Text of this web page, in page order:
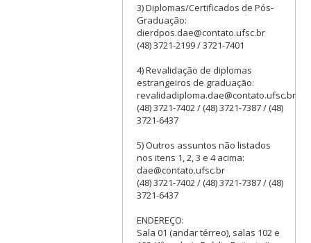
3) Diplomas/Certificados de Pós-
Graduação:
dierdpos.dae@contato.ufsc.br
(48) 3721-2199 / 3721-7401
4) Revalidação de diplomas
estrangeiros de graduação:
revalidadiploma.dae@contato.ufsc.br
(48) 3721-7402 / (48) 3721-7387 / (48)
3721-6437
5) Outros assuntos não listados
nos itens 1, 2, 3 e 4 acima:
dae@contato.ufsc.br
(48) 3721-7402 / (48) 3721-7387 / (48)
3721-6437
ENDEREÇO:
Sala 01 (andar térreo), salas 102 e